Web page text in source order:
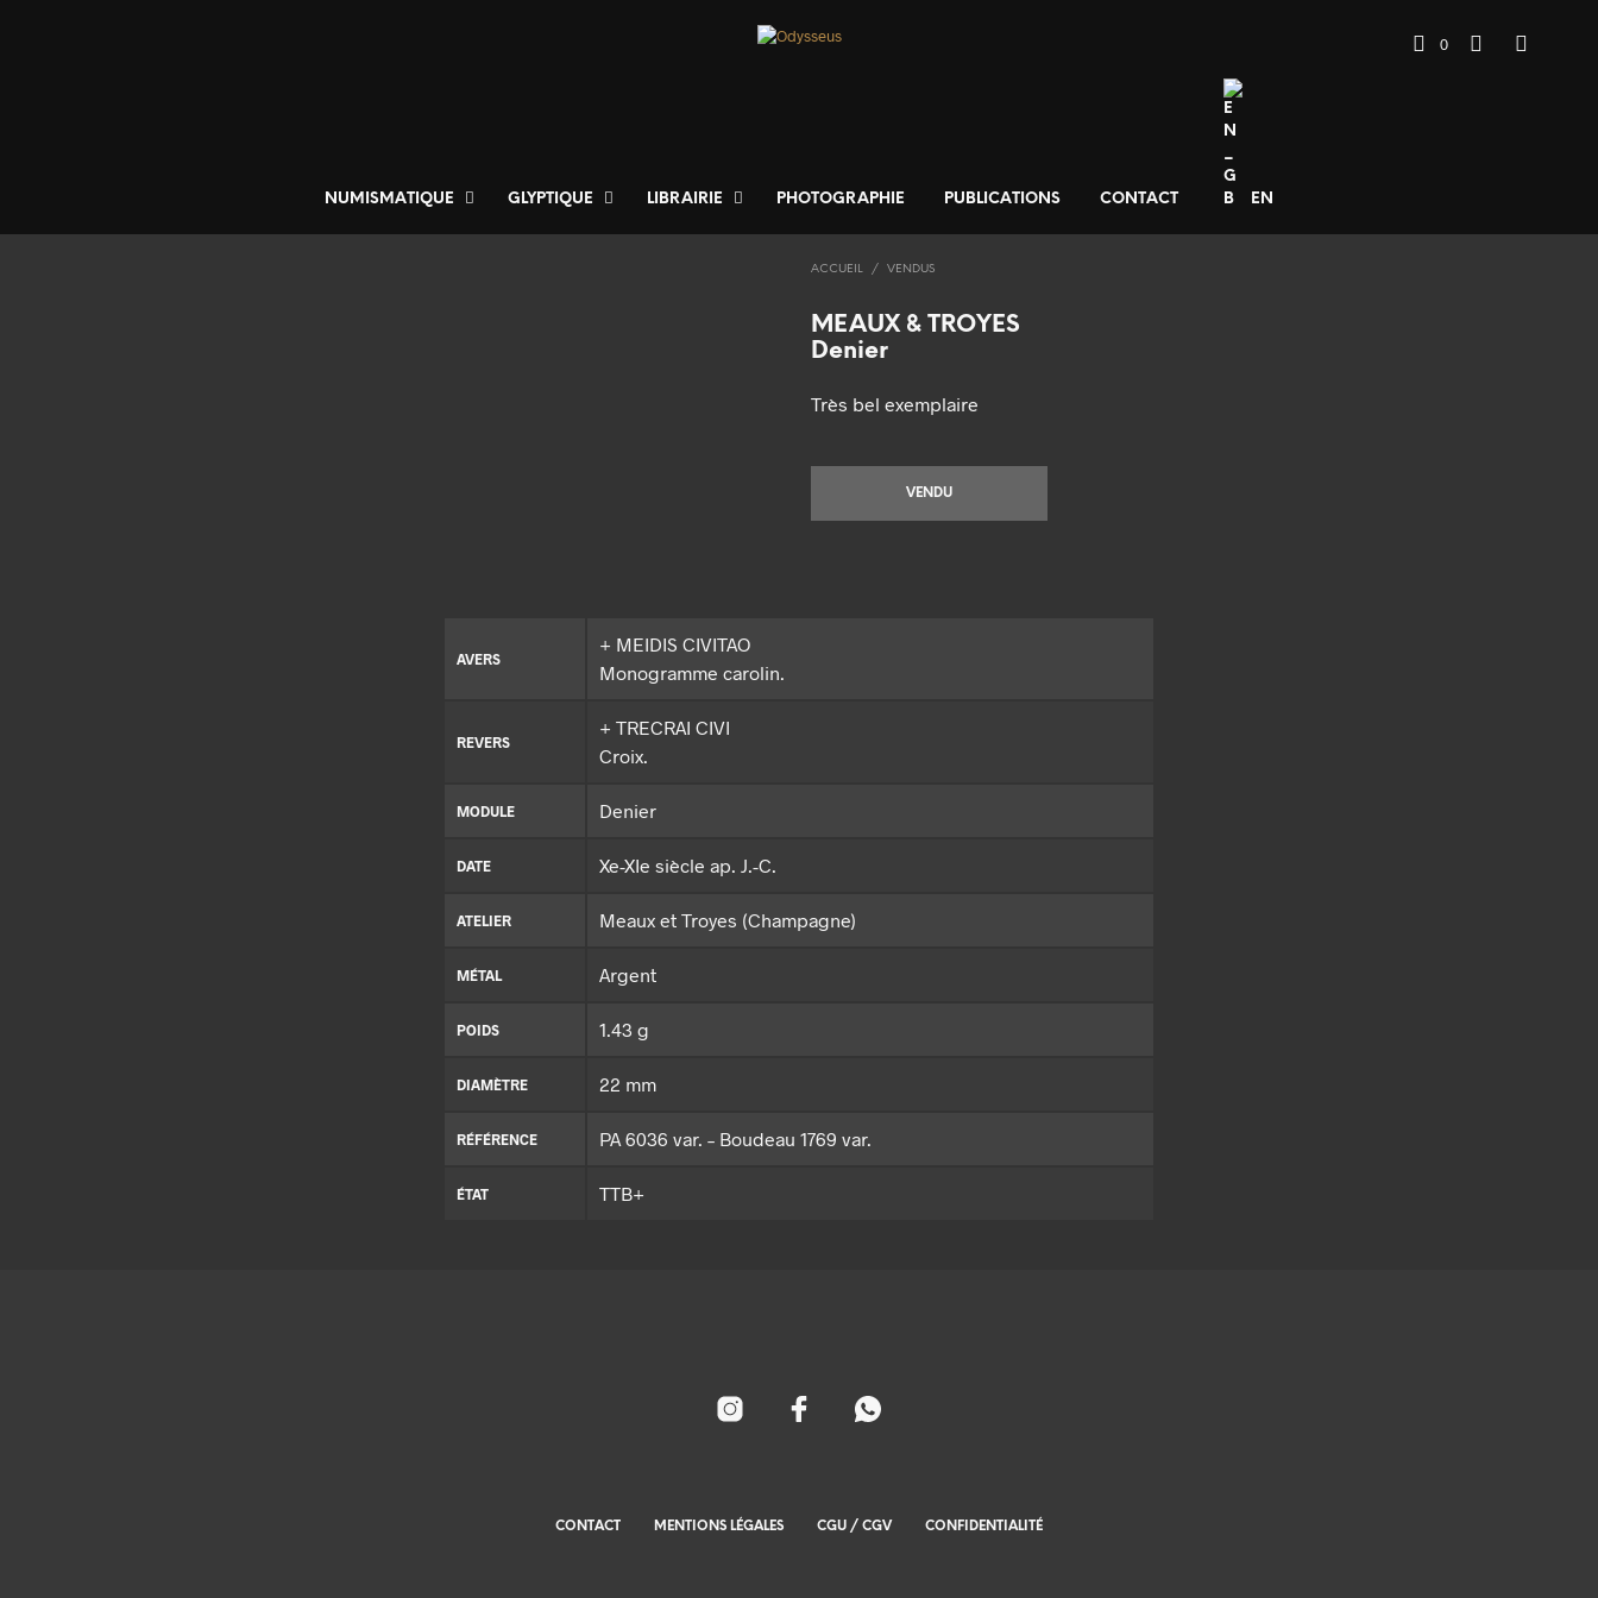
NUMISMATIQUE GLYPTIQUE LIBRAIRIE PHOTOGRAPHIE PUBLICATIONS CONTACT EN
0
ACCUEIL / VENDUS
MEAUX & TROYES
Denier
Très bel exemplaire
VENDU
AVERS
+ MEIDIS CIVITAO
Monogramme carolin.
REVERS
+ TRECRAI CIVI
Croix.
MODULE Denier
DATE Xe-XIe siècle ap. J.-C.
ATELIER Meaux et Troyes (Champagne)
MÉTAL Argent
POIDS 1.43 g
DIAMÈTRE 22 mm
RÉFÉRENCE PA 6036 var. – Boudeau 1769 var.
ÉTAT TTB+
CONTACT MENTIONS LÉGALES CGU / CGV CONFIDENTIALITÉ